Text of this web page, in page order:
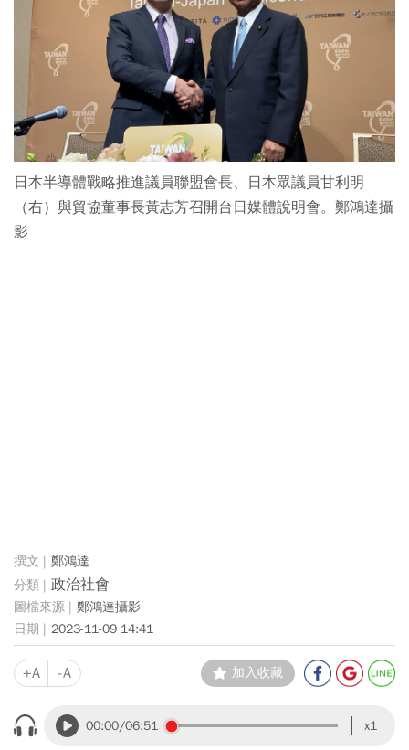
日本半導體戰略推進議員聯盟會長、日本眾議員甘利明
（右）與貿協董事長黃志芳召開台日媒體說明會。鄭鴻達攝
影
鄭鴻達
政治社會
鄭鴻達攝影
2023-11-09 14:41
+A -A 加入收藏
00:00/06:51 x1